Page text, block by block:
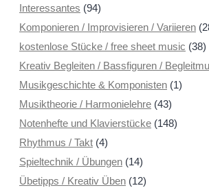
Interessantes (94)
Komponieren / Improvisieren / Variieren
kostenlose Stücke / free sheet music (38)
Kreativ Begleiten / Bassfiguren /
Musikgeschichte & Komponisten(1)
Musiktheorie / Harmonielehre(43)
Notenhefte und Klavierstücke(148)
Rhythmus / Takt(4)
Spieltechnik / Übungen(14)
Übetipps / Kreativ Üben(12)